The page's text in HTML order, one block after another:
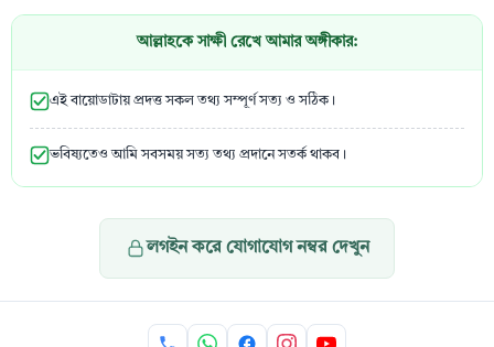
আল্লাহকে সাক্ষী রেখে আমার অঙ্গীকার:
এই বায়োডাটায় প্রদত্ত সকল তথ্য সম্পূর্ণ সত্য ও সঠিক।
ভবিষ্যতেও আমি সবসময় সত্য তথ্য প্রদানে সতর্ক থাকব।
লগইন করে যোগাযোগ নম্বর দেখুন